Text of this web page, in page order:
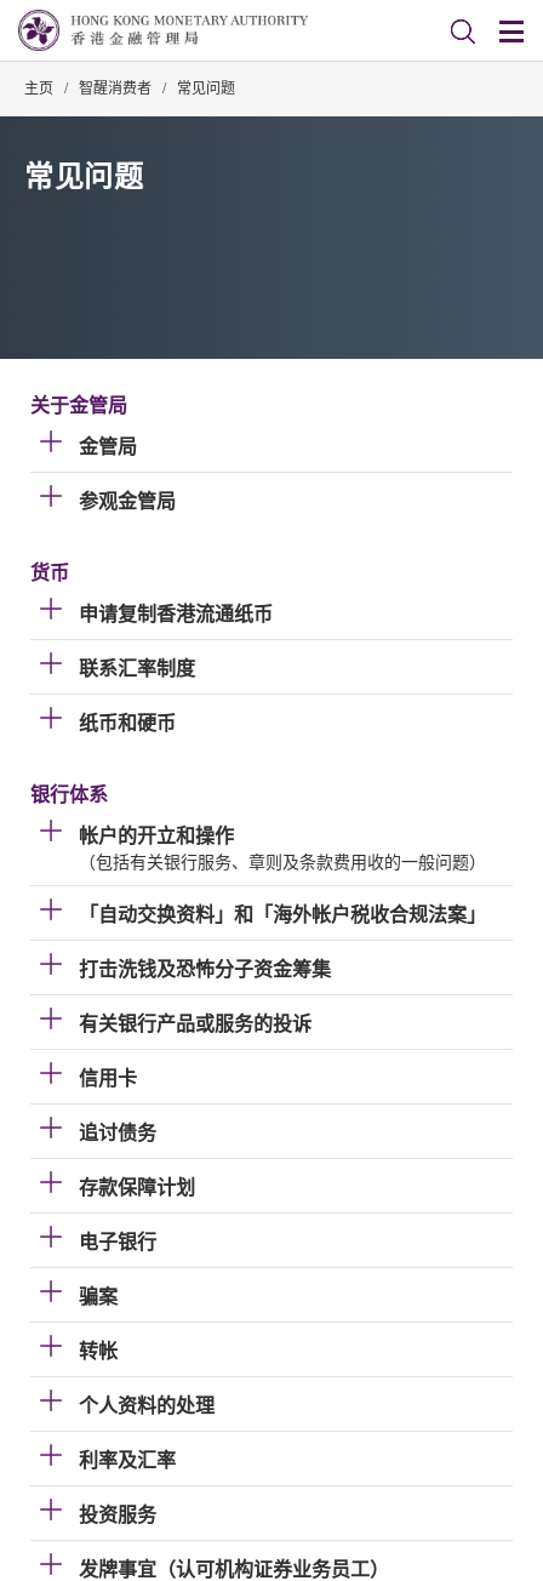
主页 / 智醒消费者 / 常见问题
常见问题
关于金管局
金管局
参观金管局
货币
申请复制香港流通纸币
联系汇率制度
纸币和硬币
银行体系
帐户的开立和操作
（包括有关银行服务、章则及条款费用收的一般问题）
「自动交换资料」和「海外帐户税收合规法案」
打击洗钱及恐怖分子资金筹集
有关银行产品或服务的投诉
信用卡
追讨债务
存款保障计划
电子银行
骗案
转帐
个人资料的处理
利率及汇率
投资服务
发牌事宜（认可机构证券业务员工）